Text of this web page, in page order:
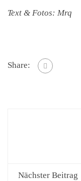
Text & Fotos: Mrq
Share:
Nächster Beitrag